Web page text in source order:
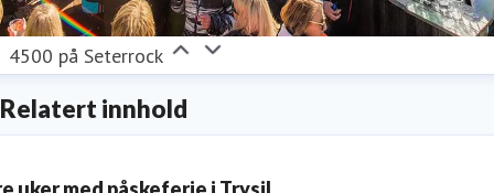
4500 på Seterrock
Relatert innhold